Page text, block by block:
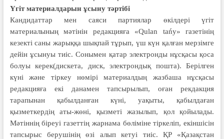
Үгіт материалдарын ұсыну тәртібі
Кандидаттар мен саяси партиялар өкілдері үгіт
материалының мәтінін редакцияға «Qulan tańy» газетінің
кезекті саны жарыққа шықпай тұрып, үш күн қалған мерзімге
дейін ұсынуы тиіс. Сонымен қатар электронды нұсқасы қоса
болуы керек(дискета, диск, электрондық пошта). Берілген
күні және тіркеу нөмірі материалдың жазбаша нұсқасы
редакцияға екі данамен тапсырылып, оған рекдакция
тарапынан қабылданған күні, уақыты, қабылдаған
қызметкердің аты-жөні, қызметі жазылып, қол қойылады.
Мәтіннің біреуі газеттің жарнама бөліміне тіркеліп, екіншісін
тапсырыс берушінің өзі алып кетуі тиіс. ҚР «Қазақстан